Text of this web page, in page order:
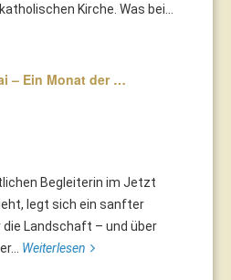
Kirche. Was bei...
– Ein Monat der …
Begleiterin im Jetzt
legt sich ein sanfter
Landschaft – und über
Weiterlesen